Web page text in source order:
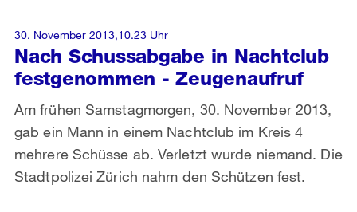
Nach Schussabgabe in Nachtclub
festgenommen - Zeugenaufruf
Am frühen Samstagmorgen, 30. November 2013,
gab ein Mann in einem Nachtclub im Kreis 4
mehrere Schüsse ab. Verletzt wurde niemand. Die
Stadtpolizei Zürich nahm den Schützen fest.
30. November 2013,10.23 Uhr